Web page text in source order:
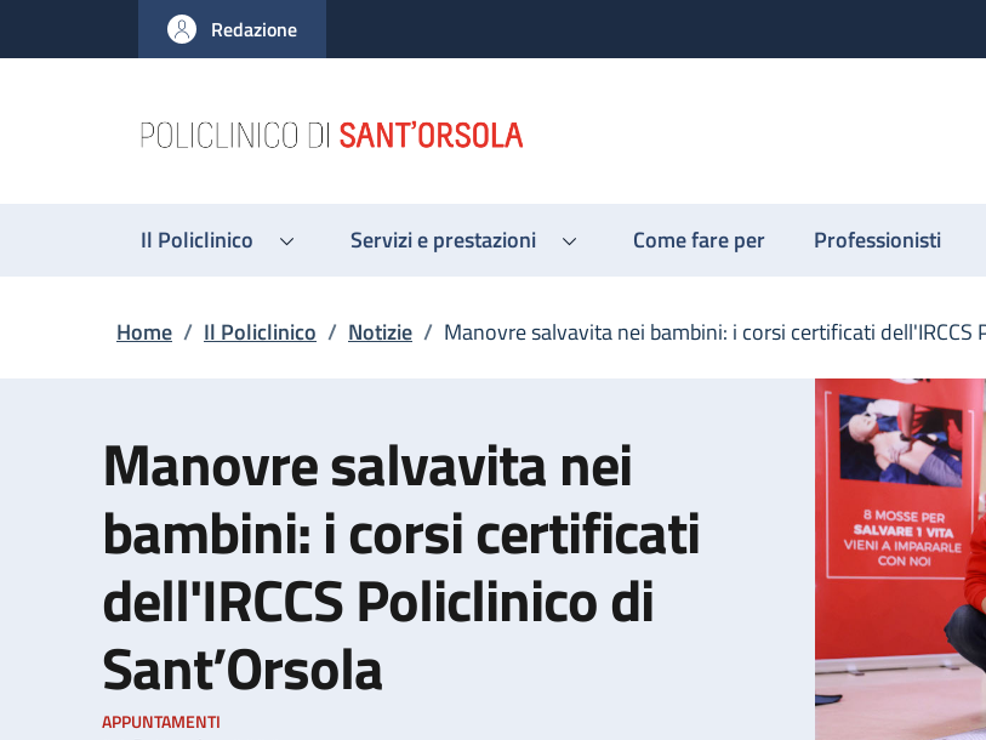
al contenuto principale
to footer content
Redazione
Il Policlinico Servizi e prestazioni Come fare per Professionisti
Briciole di pane
Home / Il Policlinico / Notizie / Manovre salvavita nei bambini: i corsi certificati dell'IRCCS
Manovre salvavita nei
bambini: i corsi certificati
dell'IRCCS Policlinico di
Sant’Orsola
APPUNTAMENTI